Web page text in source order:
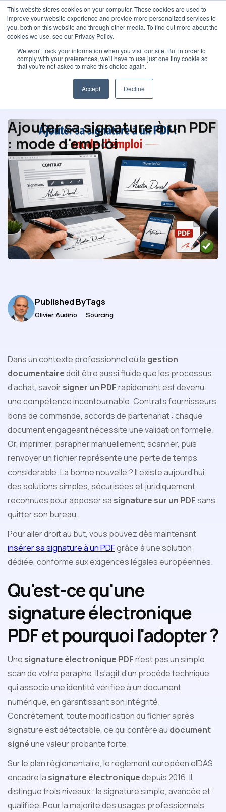
This website stores cookies on your computer. These cookies are used to
improve your website experience and provide more personalized services to
you, both on this website and through other media. To find out more about the
cookies we use, see our Privacy Policy.
We won't track your information when you visit our site. But in order to
comply with your preferences, we'll have to use just one tiny cookie so
that you're not asked to make this choice again.
Accept Decline
Sélection et Contrats
Ajouter sa signature à un PDF
: mode d'emploi
Published By
Olivier Audino
Tags
Sourcing
Dans un contexte professionnel où la gestion
documentairedoit être aussi fluide que les processus
d'achat, savoirsigner un PDFrapidement est devenu
une compétence incontournable. Contrats fournisseurs,
bons de commande, accords de partenariat : chaque
document engageant nécessite une validation formelle.
Or, imprimer, parapher manuellement, scanner, puis
renvoyer un fichier représente une perte de temps
considérable. La bonne nouvelle ? Il existe aujourd'hui
des solutions simples, sécurisées et juridiquement
reconnues pour apposer sa signature sur un PDFsans
quitter son bureau.
Pour aller droit au but, vous pouvez dès maintenant
insérer sa signature à un PDFgrâce à une solution
dédiée, conforme aux exigences légales européennes.
Qu'est-ce qu'une
signature électronique
PDF et pourquoi l'adopter ?
Une signature électronique PDFn'est pas un simple
scan de votre paraphe. Il s'agit d'un procédé technique
qui associe une identité vérifiée à un document
numérique, en garantissant son intégrité.
Concrètement, toute modification du fichier après
signature est détectable, ce qui confère au document
signéune valeur probante forte.
Sur le plan réglementaire, le règlement européen eIDAS
encadre la signature électroniquedepuis 2016. Il
distingue trois niveaux : la signature simple, avancée et
qualifiée. Pour la majorité des usages professionnels